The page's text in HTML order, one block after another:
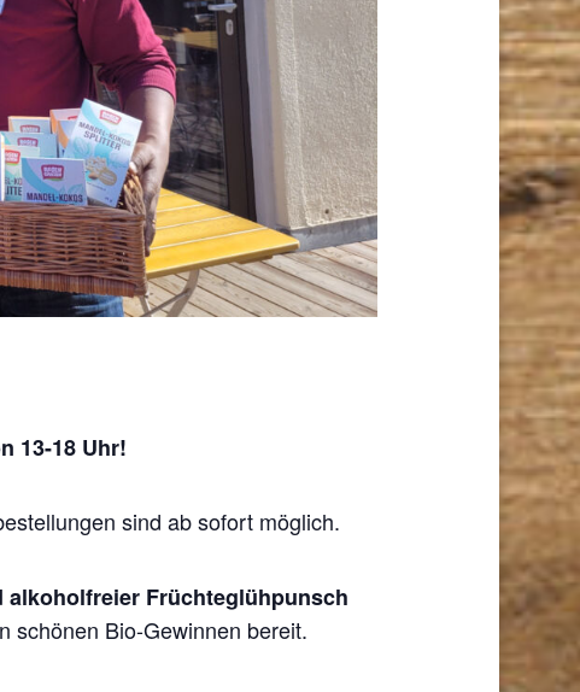
13-18 Uhr!
sind ab sofort möglich.
Früchteglühpunsch
schönen Bio-Gewinnen bereit.